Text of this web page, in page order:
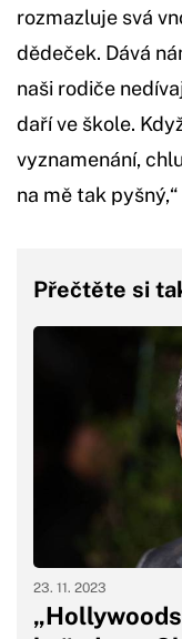
rozmazluje svá
dědeček. Dává
naši rodiče
daří ve škole.
vyznamenání,
na mě tak
Přečtěte si
23. 11. 2023